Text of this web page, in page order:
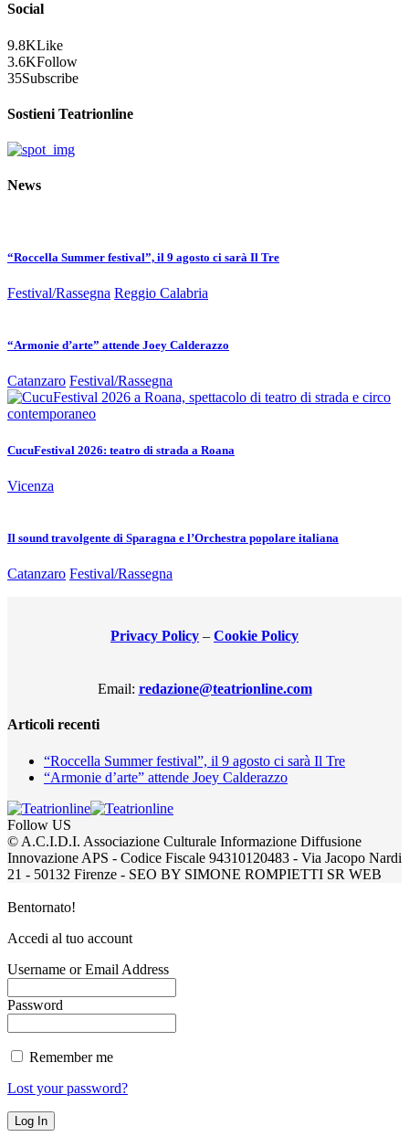
Social
9.8KLike
3.6KFollow
35Subscribe
Sostieni Teatrionline
News
“Roccella Summer festival”, il 9 agosto ci sarà Il Tre
Festival/Rassegna Reggio Calabria
“Armonie d’arte” attende Joey Calderazzo
Catanzaro Festival/Rassegna
CucuFestival 2026: teatro di strada a Roana
Vicenza
Il sound travolgente di Sparagna e l’Orchestra popolare italiana
Catanzaro Festival/Rassegna
Privacy Policy – Cookie Policy
Email: redazione@teatrionline.com
Articoli recenti
“Roccella Summer festival”, il 9 agosto ci sarà Il Tre
“Armonie d’arte” attende Joey Calderazzo
Follow US
© A.C.I.D.I. Associazione Culturale Informazione Diffusione
Innovazione APS - Codice Fiscale 94310120483 - Via Jacopo Nardi
21 - 50132 Firenze - SEO BY SIMONE ROMPIETTI SR WEB
Bentornato!
Accedi al tuo account
Username or Email Address
Password
Remember me
Lost your password?